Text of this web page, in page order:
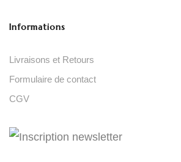
Informations
Livraisons et Retours
Formulaire de contact
CGV